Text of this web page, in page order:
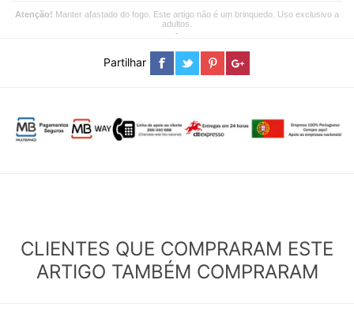
Atenção! Manter afastado do fogo. Este artigo não é um brinquedo. Uso exclusivo a
adultos.
-
Partilhar
CLIENTES QUE COMPRARAM ESTE
ARTIGO TAMBÉM COMPRARAM